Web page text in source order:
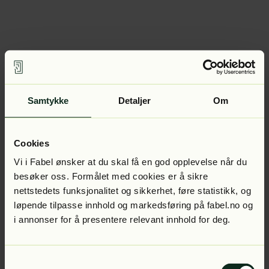
Samtykke Detaljer Om
Cookies
Vi i Fabel ønsker at du skal få en god opplevelse når du
besøker oss. Formålet med cookies er å sikre
nettstedets funksjonalitet og sikkerhet, føre statistikk, og
løpende tilpasse innhold og markedsføring på fabel.no og
i annonser for å presentere relevant innhold for deg.